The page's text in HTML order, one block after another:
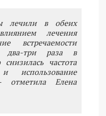
лечили в обеих
лечения
встречаемости
три раза в
снизилась частота
использование
отметила Елена